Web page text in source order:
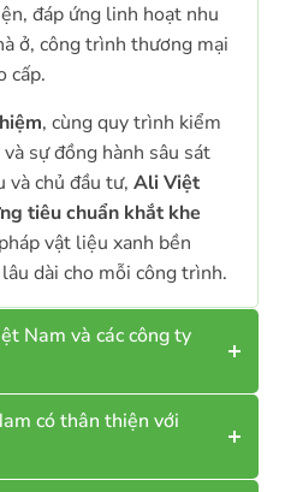
đáp ứng linh hoạt nhu
ở, công trình thương mại
cấp.
, cùng quy trình kiểm
sự đồng hành sâu sát
và chủ đầu tư,Ali Việt
tiêu chuẩn khắt khe
vật liệu xanh bền
dài cho mỗi công trình.
Nam và các công ty
có thân thiện với